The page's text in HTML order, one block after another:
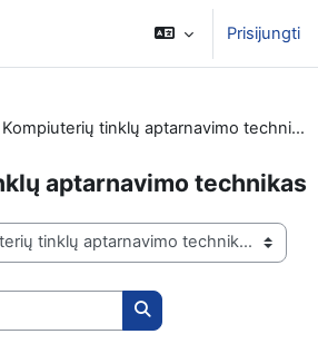
Prisijungti
Kompiuterių tinklų aptarnavimo technikas
aptarnavimo technikas
Ieškoti kursų